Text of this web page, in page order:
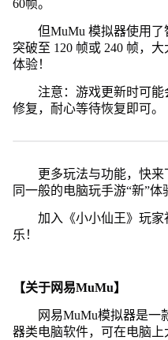
60帧。
但MuMu 模拟器使用
突破至 120 帧或 240 帧，
体验！
注意：游戏更新时可
修复，耐心等待恢复即可。
更多玩法与功能，快
同一般的电脑玩手游“新”体
加入《小小仙王》玩
乐！
【关于网易MuMu】
网易MuMu模拟器是一
器类电脑软件，可在电脑